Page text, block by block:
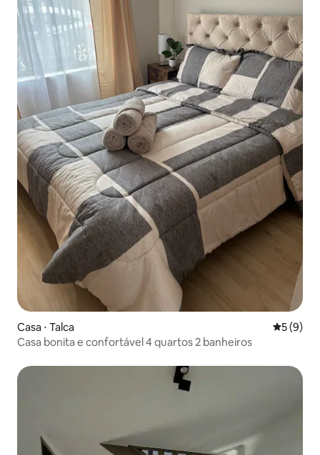
Casa ⋅ Talca 5 de
5 (9)
Casa bonita e confortável 4 quartos 2 banheiros